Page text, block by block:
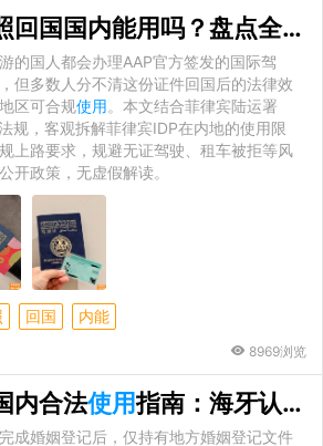
菲律宾国际驾照回国国内能用吗？盘点全球认可 IDP 的国家与
的国人都会办理AAP官方签发的国际驾
但多数人分不清这份证件回国后的法律效
区可合规使用。本文结合菲律宾陆运署
规，客观拆解菲律宾IDP在内地的使用限
上路要求，规避无证驾驶、租车被拒等风
开政策，无虚假解读。
回国 内能
8969浏览
内合法使用指南：海牙认证流程 + 落户买房签证全实操攻略
成婚姻登记后，仅持有地方婚姻登记文件